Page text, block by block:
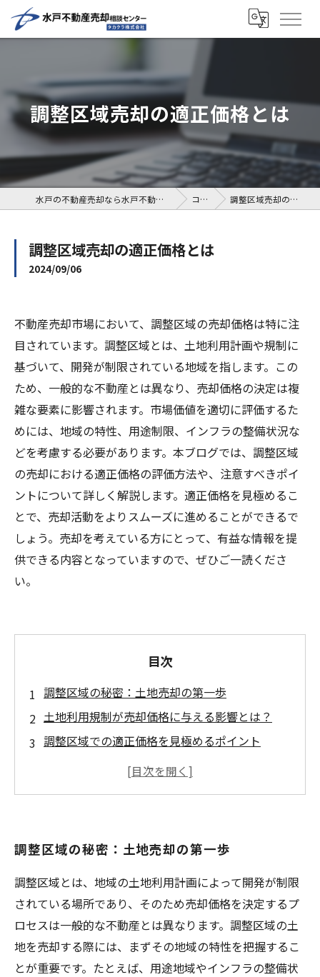
調整区域売却の適正価格とは
水戸の不動産売却なら水戸不動産売却相談センター コラム 調整区域売却の適正価格とは
調整区域売却の適正価格とは
2024/09/06
不動産売却市場において、調整区域の売却価格は特に注
目されています。調整区域とは、土地利用計画や規制に
基づいて、開発が制限されている地域を指します。この
ため、一般的な不動産とは異なり、売却価格の決定は複
雑な要素に影響されます。市場価値を適切に評価するた
めには、地域の特性、用途制限、インフラの整備状況な
どを考慮する必要があります。本ブログでは、調整区域
の売却における適正価格の評価方法や、注意すべきポイ
ントについて詳しく解説します。適正価格を見極めるこ
とで、売却活動をよりスムーズに進めることができるで
しょう。売却を考えている方にとって、有益な情報を提
供できる内容となっていますので、ぜひご一読くださ
い。
目次
調整区域の秘密：土地売却の第一歩
土地利用規制が売却価格に与える影響とは？
調整区域での適正価格を見極めるポイント
地域特性とインフラ整備が鍵を握る
不動産売却の未来：調整区域における戦略
調整区域の秘密：土地売却の第一歩
調整区域とは、地域の土地利用計画によって開発が制限
されている場所であり、そのため売却価格を決定するプ
ロセスは一般的な不動産とは異なります。調整区域の土
地を売却する際には、まずその地域の特性を把握するこ
とが重要です。たとえば、用途地域やインフラの整備状